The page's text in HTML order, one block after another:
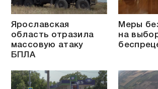
Ярославская
область отразила
массовую атаку
БПЛА
Меры
на